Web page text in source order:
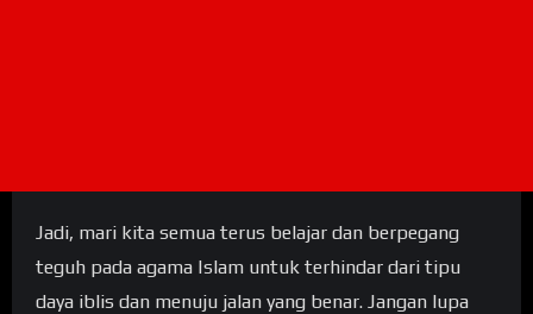
Jadi, mari kita semua terus belajar dan berpegang
teguh pada agama Islam untuk terhindar dari tipu
daya iblis dan menuju jalan yang benar. Jangan lupa